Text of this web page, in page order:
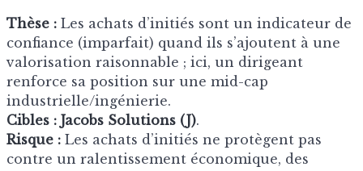
Thèse : Les achats d’initiés sont un indicateur de
confiance (imparfait) quand ils s’ajoutent à une
valorisation raisonnable ; ici, un dirigeant
renforce sa position sur une mid-cap
industrielle/ingénierie.
Cibles : Jacobs Solutions (J).
Risque : Les achats d’initiés ne protègent pas
contre un ralentissement économique, des